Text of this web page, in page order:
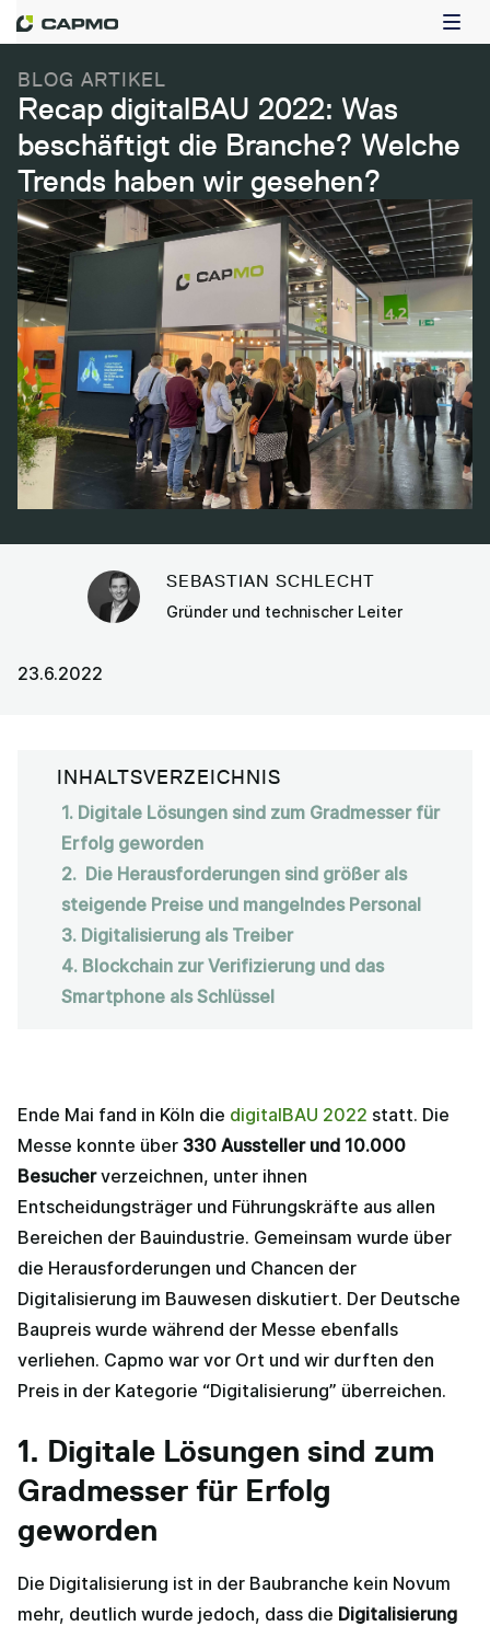
BLOG ARTIKEL
Recap digitalBAU 2022: Was
beschäftigt die Branche? Welche
Trends haben wir gesehen?
SEBASTIAN SCHLECHT
Gründer und technischer Leiter
23.6.2022
INHALTSVERZEICHNIS
1. Digitale Lösungen sind zum Gradmesser für
Erfolg geworden
2. Die Herausforderungen sind größer als
steigende Preise und mangelndes Personal
3. Digitalisierung als Treiber
4. Blockchain zur Verifizierung und das
Smartphone als Schlüssel
Ende Mai fand in Köln die digitalBAU 2022 statt. Die
Messe konnte über 330 Aussteller und 10.000
Besucherverzeichnen, unter ihnen
Entscheidungsträger und Führungskräfte aus allen
Bereichen der Bauindustrie. Gemeinsam wurde über
die Herausforderungen und Chancen der
Digitalisierung im Bauwesen diskutiert. Der Deutsche
Baupreis wurde während der Messe ebenfalls
verliehen. Capmo war vor Ort und wir durften den
Preis in der Kategorie “Digitalisierung” überreichen.
1. Digitale Lösungen sind zum
Gradmesser für Erfolg
geworden
Die Digitalisierung ist in der Baubranche kein Novum
mehr, deutlich wurde jedoch, dass die Digitalisierung